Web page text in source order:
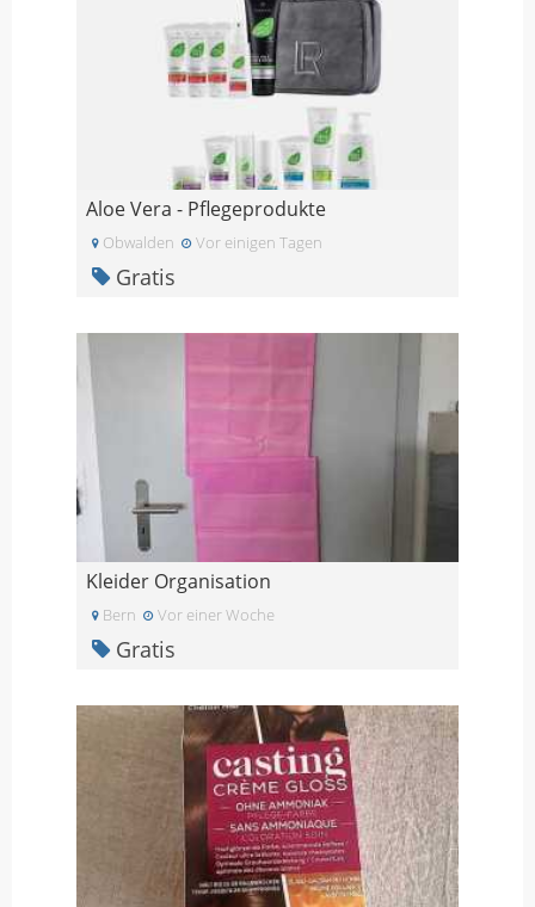
Aloe Vera - Pflegeprodukte
Obwalden Vor einigen Tagen
Gratis
Kleider Organisation
Bern Vor einer Woche
Gratis